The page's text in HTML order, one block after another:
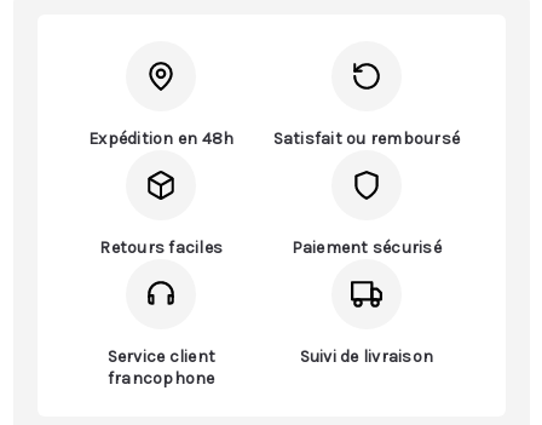
Expédition en 48h Satisfait ou remboursé
Retours faciles Paiement sécurisé
Service client
francophone
Suivi de livraison